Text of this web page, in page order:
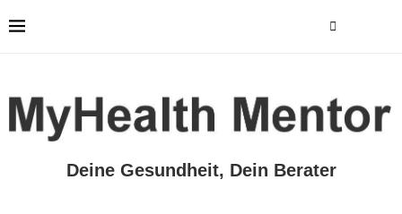
Deine Gesundheit, Dein Berater